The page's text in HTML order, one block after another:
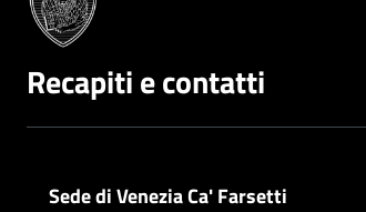
Recapiti e contatti
Sede di Venezia Ca' Farsetti